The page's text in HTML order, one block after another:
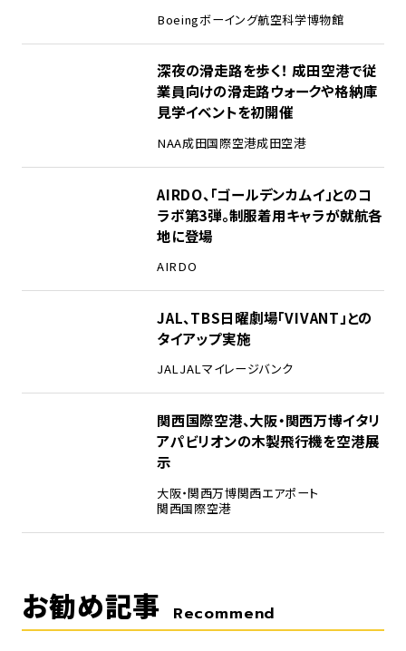
Boeingボーイング航空科学博物館
深夜の滑走路を歩く！ 成田空港で従
業員向けの滑走路ウォークや格納庫
見学イベントを初開催
NAA成田国際空港成田空港
AIRDO、「ゴールデンカムイ」とのコ
ラボ第3弾。制服着用キャラが就航各
地に登場
AIRDO
JAL、TBS日曜劇場「VIVANT」との
タイアップ実施
JALJALマイレージバンク
関西国際空港、大阪・関西万博イタリ
アパビリオンの木製飛行機を空港展
示
大阪・関西万博関西エアポート
関西国際空港
お勧め記事 Recommend